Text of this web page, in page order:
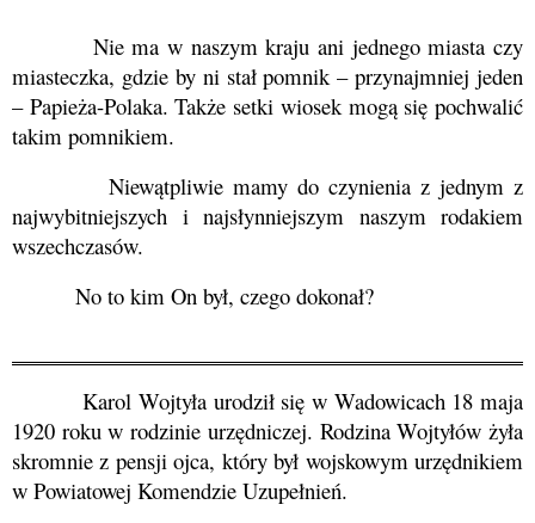
Nie ma w naszym kraju ani jednego miasta czy
miasteczka, gdzie by ni stał pomnik – przynajmniej jeden
– Papieża-Polaka. Także setki wiosek mogą się pochwalić
takim pomnikiem.
Niewątpliwie mamy do czynienia z jednym z
najwybitniejszych i najsłynniejszym naszym rodakiem
wszechczasów.
No to kim On był, czego dokonał?
Karol Wojtyła urodził się w Wadowicach 18 maja
1920 roku w rodzinie urzędniczej. Rodzina Wojtyłów żyła
skromnie z pensji ojca, który był wojskowym urzędnikiem
w Powiatowej Komendzie Uzupełnień.